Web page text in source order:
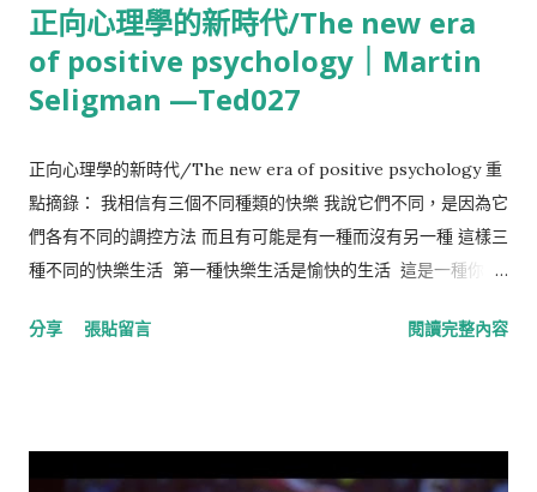
我們能控制的，有些則不然。我們能控制的是：見解、追求、慾
望、厭惡，總之，凡是我們自己的行為。我們不能控制的是：身
體、財產、名聲、官職，總之，凡不是我們自己的行為。 The
things in our control are by nature free, unrestrained,
正向心理學的新時代/The new era
of positive psychology｜Martin
Seligman —Ted027
正向心理學的新時代/The new era of positive psychology 重
點摘錄： 我相信有三個不同種類的快樂 我說它們不同，是因為它
們各有不同的調控方法 而且有可能是有一種而沒有另一種 這樣三
種不同的快樂生活 第一種快樂生活是愉快的生活 這是一種你擁
投入的生活 投入你的工作、你的家庭、你的情愛、你的休閑的生
分享 張貼留言 閱讀完整內容